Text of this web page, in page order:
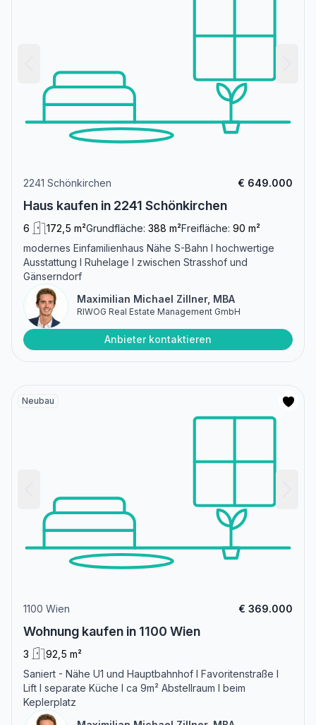
2241 Schönkirchen € 649.000
Haus kaufen in 2241 Schönkirchen
6 172,5 m²Grundfläche: 388 m²Freifläche: 90 m²
modernes Einfamilienhaus Nähe S-Bahn I hochwertige
Ausstattung I Ruhelage I zwischen Strasshof und
Gänserndorf
Maximilian Michael Zillner, MBA
RIWOG Real Estate Management GmbH
Anbieter kontaktieren
Neubau
1100 Wien € 369.000
Wohnung kaufen in 1100 Wien
3
92,5 m²
Saniert - Nähe U1 und Hauptbahnhof I Favoritenstraße I
Lift I separate Küche I ca 9m² Abstellraum I beim
Keplerplatz